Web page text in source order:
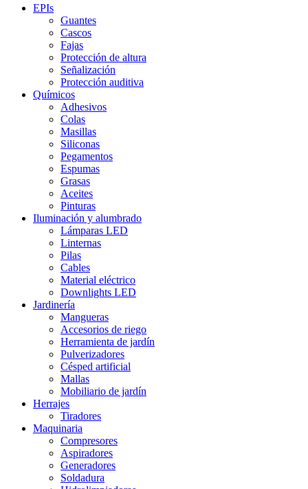
EPIs
Guantes
Cascos
Fajas
Protección de altura
Señalización
Protección auditiva
Químicos
Adhesivos
Colas
Masillas
Siliconas
Pegamentos
Espumas
Grasas
Aceites
Pinturas
Iluminación y alumbrado
Lámparas LED
Linternas
Pilas
Cables
Material eléctrico
Downlights LED
Jardinería
Mangueras
Accesorios de riego
Herramienta de jardín
Pulverizadores
Césped artificial
Mallas
Mobiliario de jardín
Herrajes
Tiradores
Maquinaria
Compresores
Aspiradores
Generadores
Soldadura